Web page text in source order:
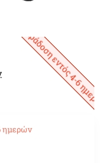
Παράδοση εντός 4-6 ημερών
ημερών